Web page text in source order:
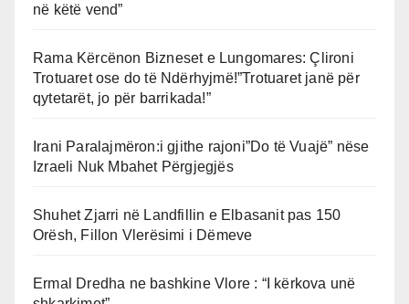
në këtë vend”
Rama Kërcënon Bizneset e Lungomares: Çlironi
Trotuaret ose do të Ndërhyjmë!”Trotuaret janë për
qytetarët, jo për barrikada!”
Irani Paralajmëron:i gjithe rajoni”Do të Vuajë” nëse
Izraeli Nuk Mbahet Përgjegjës
Shuhet Zjarri në Landfillin e Elbasanit pas 150
Orësh, Fillon Vlerësimi i Dëmeve
Ermal Dredha ne bashkine Vlore : “I kërkova unë